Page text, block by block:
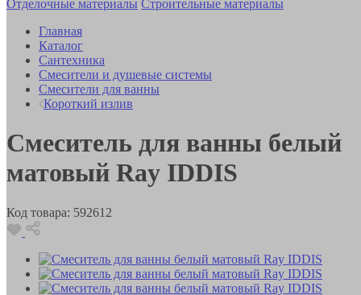
Отделочные материалы Строительные материалы
Главная
Каталог
Сантехника
Смесители и душевые системы
Смесители для ванны
Короткий излив
Смеситель для ванны белый
матовый Ray IDDIS
Код товара: 592612